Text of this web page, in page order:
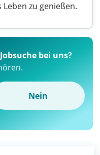
zu genießen.
bei uns?
Nein